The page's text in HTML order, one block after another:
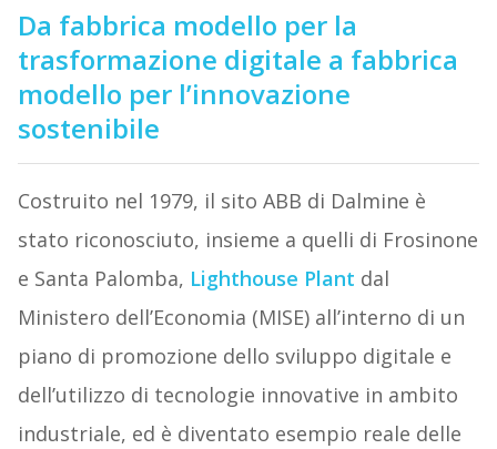
Da fabbrica modello per la
trasformazione digitale a fabbrica
modello per l’innovazione
sostenibile
Costruito nel 1979, il sito ABB di Dalmine è
stato riconosciuto, insieme a quelli di Frosinone
e Santa Palomba, Lighthouse Plant dal
Ministero dell’Economia (MISE) all’interno di un
piano di promozione dello sviluppo digitale e
dell’utilizzo di tecnologie innovative in ambito
industriale, ed è diventato esempio reale delle